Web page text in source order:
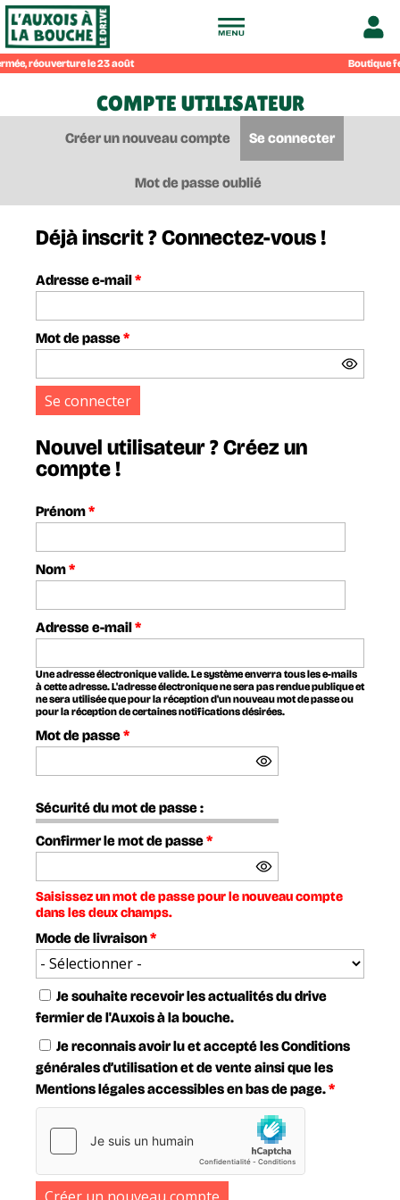
de
l'Auxois
à
la
bouche
Boutique
COMPTE UTILISATEUR
OngletsCréer un nouveau compte Se connecter(onglet
Mot de passe oublié
Déjà inscrit ? Connectez-vous !
Adresse e-mail*
Mot de passe*
Nouvel utilisateur ? Créez un
compte !
Prénom*
Nom*
Adresse e-mail*
Une adresse électronique valide. Le système enverra tous les e-mails
à cette adresse. L'adresse électronique ne sera pas rendue publique et
ne sera utilisée que pour la réception d'un nouveau mot de passe ou
pour la réception de certaines notifications désirées.
Mot de passe*
Sécurité du mot de passe :
Confirmer le mot de passe*
Saisissez un mot de passe pour le nouveau compte
dans les deux champs.
Mode de livraison*
Je souhaite recevoir les actualités du drive
fermier de l'Auxois à la bouche.
Je reconnais avoir lu et accepté les Conditions
générales d’utilisation et de vente ainsi que les
Mentions légales accessibles en bas de page.*